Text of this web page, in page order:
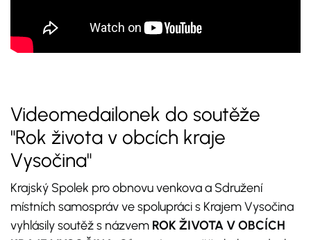
Videomedailonek do soutěže
"Rok života v obcích kraje
Vysočina"
Krajský Spolek pro obnovu venkova a Sdružení
místních samospráv ve spolupráci s Krajem Vysočina
vyhlásily soutěž s názvem ROK ŽIVOTA V OBCÍCH